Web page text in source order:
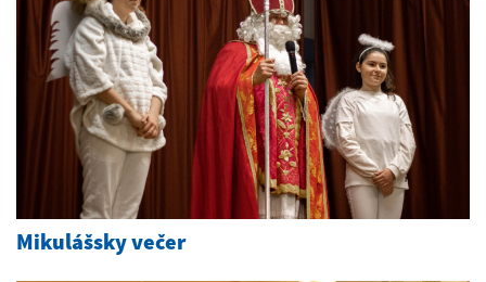
Mikulášsky večer